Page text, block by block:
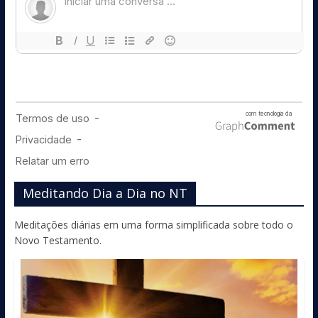
Meditando Dia a Dia no NT
Meditações diárias em uma forma simplificada sobre todo o
Novo Testamento.